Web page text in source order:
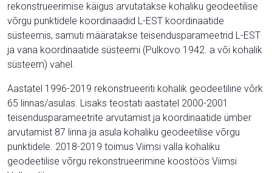
rekonstrueerimise käigus arvutatakse kohaliku geodeetilise
võrgu punktidele koordinaadid L-EST koordinaatide
süsteemis, samuti määratakse teisendusparameetrid L-EST
ja vana koordinaatide süsteemi (Pulkovo 1942. a või kohalik
süsteem) vahel.
Aastatel 1996-2019 rekonstrueeriti kohalik geodeetiline võrk
65 linnas/asulas. Lisaks teostati aastatel 2000-2001
teisendusparameetrite arvutamist ja koordinaatide ümber
arvutamist 87 linna ja asula kohaliku geodeetilise võrgu
punktidele. 2018-2019 toimus Viimsi valla kohaliku
geodeetilise võrgu rekonstrueerimine koostöös Viimsi